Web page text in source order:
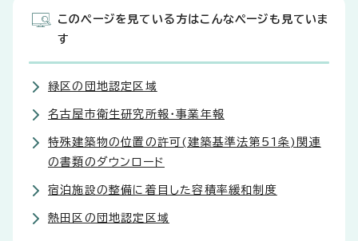
このページを見ている方はこんなページも見ていま
す
緑区の団地認定区域
名古屋市衛生研究所報・事業年報
特殊建築物の位置の許可(建築基準法第51条)関連
の書類のダウンロード
宿泊施設の整備に着目した容積率緩和制度
熱田区の団地認定区域